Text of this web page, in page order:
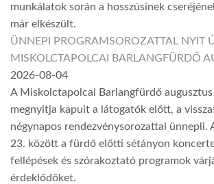
munkálatok során a hosszúsínek
már elkészült.
ÜNNEPI PROGRAMSOROZATTAL NYIT
MISKOLCTAPOLCAI BARLANGFÜRDŐ
2026-08-04
A Miskolctapolcai Barlangfürdő
megnyitja kapuit a látogatók előtt, a
négynapos rendezvénysorozattal ünnepli.
23. között a fürdő előtti sétányon
fellépések és szórakoztató programok
érdeklődőket.